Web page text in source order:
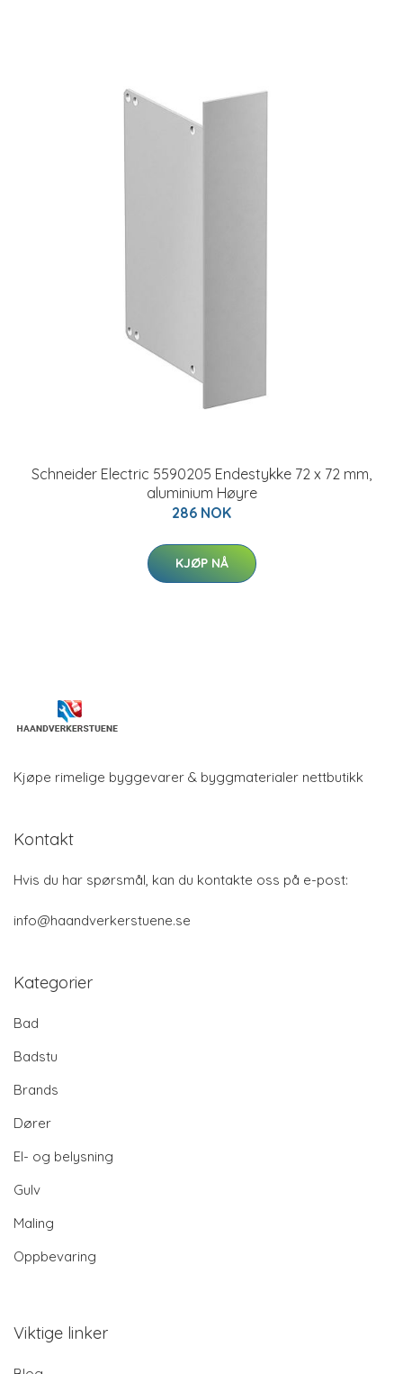
Schneider Electric 5590205 Endestykke 72 x 72 mm,
aluminium Høyre
286 NOK
KJØP NÅ
Kjøpe rimelige byggevarer & byggmaterialer nettbutikk
Kontakt
Hvis du har spørsmål, kan du kontakte oss på e-post:
info@haandverkerstuene.se
Kategorier
Bad
Badstu
Brands
Dører
El- og belysning
Gulv
Maling
Oppbevaring
Viktige linker